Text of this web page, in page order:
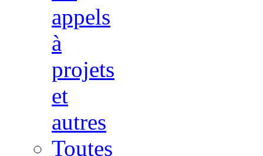
appels
à
projets
et
autres
Toutes